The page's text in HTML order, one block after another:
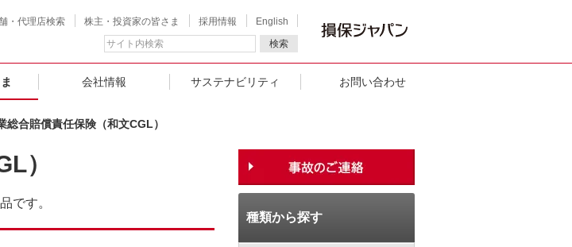
・代理店検索 株主・投資家の皆さま 採用情報
English
検索
会社情報 サステナビリティ お問い合わせ
総合賠償責任保険（和文CGL）
）
です。
種類から探す